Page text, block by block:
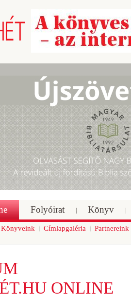
Folyóirat Könyv
Könyveink Címlapgaléria Partnereink
ONLINE